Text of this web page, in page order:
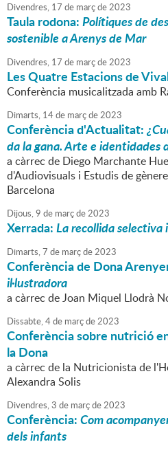
Divendres, 17 de marçde2023
Taula rodona:Polítiques de
sostenible a Arenys de Mar
Divendres, 17 de marçde2023
Les Quatre Estacions de
Conferència musicalitzada amb
Dimarts, 14de marçde2023
Conferència d'Actualitat:
da la gana. Arte e identidades
a càrrec de Diego Marchante
d'Audiovisuals i Estudis de
Barcelona
Dijous,9 de marçde2023
Xerrada:La recollida selectiva
Dimarts,7 de marçde2023
Conferència de Dona
il·lustradora
a càrrec de Joan Miquel Llodrà
Dissabte,4de marçde2023
Conferència sobre nutrició
la Dona
a càrrec de la Nutricionista de
Alexandra Solis
Divendres,3 de marçde2023
Conferència:Com
dels infants